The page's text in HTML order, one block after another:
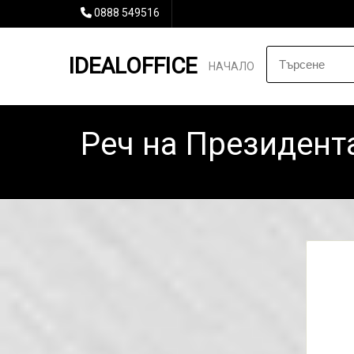
0888 549516
IDEALOFFICE НАЧАЛО
Реч на